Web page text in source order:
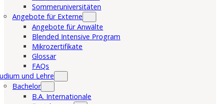
Sommeruniversitäten
Angebote für Externe
Angebote für Anwälte
Blended Intensive Program
Mikrozertifikate
Glossar
FAQs
und Lehre
Bachelor
B.A. Internationale